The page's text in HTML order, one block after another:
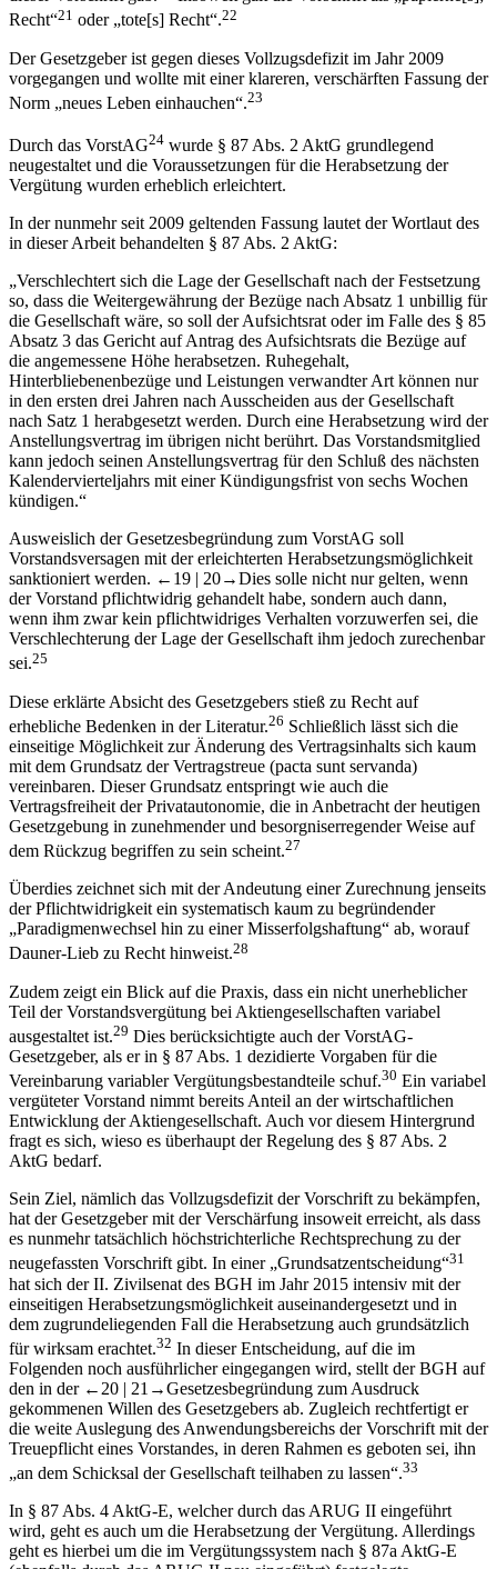
auch nur ein Schattendasein und kam selten zur Anwendung, was
sich unter anderem daran zeigte, dass es kaum Rechtsprechung zu
dieser Vorschrift gab.
Insoweit galt die Vorschrift als „papierne[s];
Recht“21oder „tote[s] Recht“.22
vorgegangen und wollte mit einer klareren, verschärften Fassung der
Norm „neues Leben einhauchen“. 23
neugestaltet und die Voraussetzungen für die Herabsetzung der
Vergütung wurden erheblich erleichtert.
In der nunmehr seit 2009 geltenden Fassung lautet der Wortlaut des
in dieser Arbeit behandelten § 87 Abs. 2 AktG:
„Verschlechtert sich die Lage der Gesellschaft nach der Festsetzung
so, dass die Weitergewährung der Bezüge nach Absatz 1 unbillig für
die Gesellschaft wäre, so soll der Aufsichtsrat oder im Falle des § 85
Absatz 3 das Gericht auf Antrag des Aufsichtsrats die Bezüge auf
die angemessene Höhe herabsetzen. Ruhegehalt,
Hinterbliebenenbezüge und Leistungen verwandter Art können nur
in den ersten drei Jahren nach Ausscheiden aus der Gesellschaft
nach Satz 1 herabgesetzt werden. Durch eine Herabsetzung wird der
Anstellungsvertrag im übrigen nicht berührt. Das Vorstandsmitglied
Kalendervierteljahrs mit einer Kündigungsfrist von sechs Wochen
kündigen.“
Ausweislich der Gesetzesbegründung zum VorstAG soll
Vorstandsversagen mit der erleichterten Herabsetzungsmöglichkeit
sanktioniert werden.←19 | 20→Dies solle nicht nur gelten, wenn
der Vorstand pflichtwidrig gehandelt habe, sondern auch dann,
Verschlechterung der Lage der Gesellschaft ihm jedoch zurechenbar
sei. 25
Diese erklärte Absicht des Gesetzgebers stieß zu Recht auf
erhebliche Bedenken in der Literatur.26Schließlich lässt sich die
einseitige Möglichkeit zur Änderung des Vertragsinhalts sich kaum
mit dem Grundsatz der Vertragstreue (pacta sunt servanda)
vereinbaren. Dieser Grundsatz entspringt wie auch die
Vertragsfreiheit der Privatautonomie, die in Anbetracht der heutigen
Gesetzgebung in zunehmender und besorgniserregender Weise auf
dem Rückzug begriffen zu sein scheint.27
Überdies zeichnet sich mit der Andeutung einer Zurechnung jenseits
„Paradigmenwechsel hin zu einer Misserfolgshaftung“ ab, worauf
Dauner-Liebzu Recht hinweist. 28
Zudem zeigt ein Blick auf die Praxis, dass ein nicht unerheblicher
Teil der Vorstandsvergütung bei Aktiengesellschaften variabel
ausgestaltet ist.29Dies berücksichtigte auch der VorstAG-
Gesetzgeber, als er in § 87 Abs. 1 dezidierte Vorgaben für die
Vereinbarung variabler Vergütungsbestandteile schuf.30 Ein variabel
vergüteter Vorstand nimmt bereits Anteil an der wirtschaftlichen
fragt es sich, wieso es überhaupt der Regelung des § 87 Abs. 2
AktG bedarf.
Sein Ziel, nämlich das Vollzugsdefizit der Vorschrift zu bekämpfen,
hat der Gesetzgeber mit der Verschärfung insoweit erreicht, als dass
es nunmehr tatsächlich höchstrichterliche Rechtsprechung zu der
neugefassten Vorschrift gibt. In einer „Grundsatzentscheidung“31
hat sich der II. Zivilsenat des BGH im Jahr 2015 intensiv mit der
einseitigen Herabsetzungsmöglichkeit auseinandergesetzt und in
dem zugrundeliegenden Fall die Herabsetzung auch grundsätzlich
für wirksam erachtet. 32In dieser Entscheidung, auf die im
Folgenden noch ausführlicher eingegangen wird, stellt der BGH auf
den in der←20 |21→Gesetzesbegründung zum Ausdruck
gekommenen Willen des Gesetzgebers ab. Zugleich rechtfertigt er
Treuepflicht eines Vorstandes, in deren Rahmen es geboten sei, ihn
„an dem Schicksal der Gesellschaft teilhaben zu lassen“.33